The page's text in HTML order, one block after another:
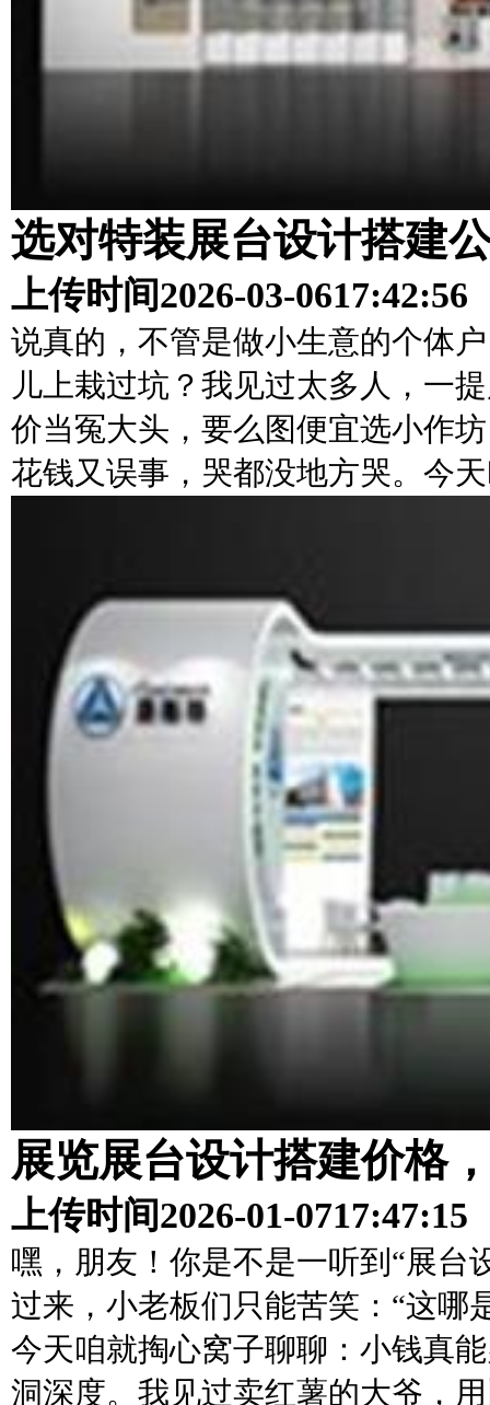
选对特装展台设计搭建
上传时间2026-03-0617:42:56
说真的，不管是做小生意的个体
儿上栽过坑？我见过太多人，一
价当冤大头，要么图便宜选小作
花钱又误事，哭都没地方哭。今
展览展台设计搭建价格
上传时间2026-01-0717:47:15
嘿，朋友！你是不是一听到“展台
过来，小老板们只能苦笑：“这哪
今天咱就掏心窝子聊聊：小钱真
洞深度。我见过卖红薯的大爷，